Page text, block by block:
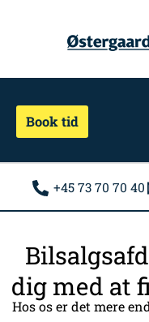
Book tid
+45 73 70 70 40
dig med at
Hos os er det mere